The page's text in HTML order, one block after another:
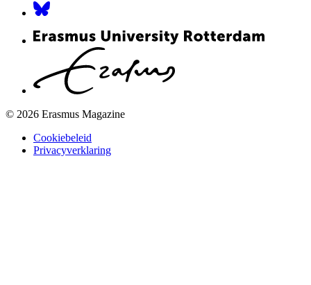
© 2026 Erasmus Magazine
Cookiebeleid
Privacyverklaring